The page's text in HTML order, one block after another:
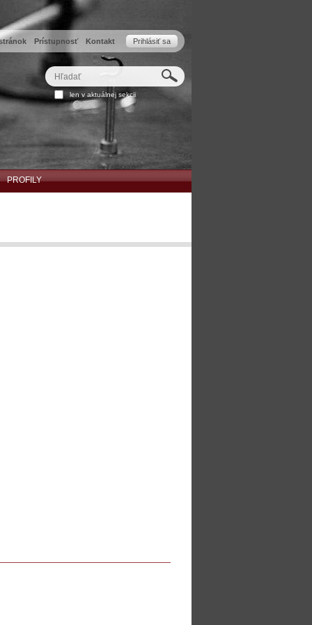
Prihlásiť sa
Prístupnosť Kontakt
Hľadať
len v aktuálnej sekcii
Rozšírené
vyhľadávanie...
PROFILY